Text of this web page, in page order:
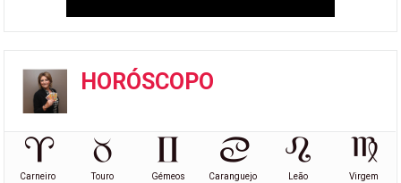
HORÓSCOPO
Carneiro Touro Gémeos Caranguejo Leão Virgem